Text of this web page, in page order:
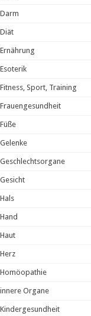
Darm
Diät
Ernährung
Esoterik
Fitness, Sport, Training
Frauengesundheit
Füße
Gelenke
Geschlechtsorgane
Gesicht
Hals
Hand
Haut
Herz
Homöopathie
innere Organe
Kindergesundheit